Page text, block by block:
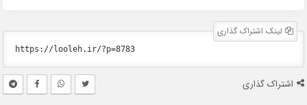
لینک اشتراک گذاری
اشتراک گذاری